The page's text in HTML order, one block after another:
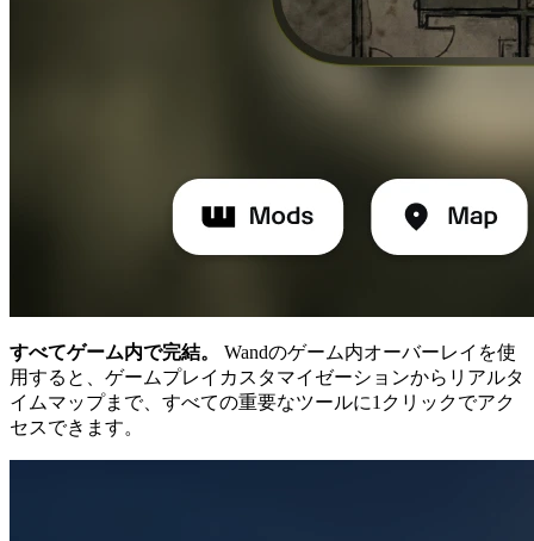
すべてゲーム内で完結。
Wandのゲーム内オーバーレイを使
用すると、ゲームプレイカスタマイゼーションからリアルタ
イムマップまで、すべての重要なツールに1クリックでアク
セスできます。